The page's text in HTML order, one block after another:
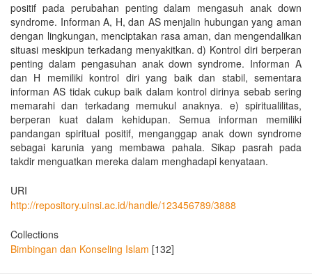
positif pada perubahan penting dalam mengasuh anak down
syndrome. Informan A, H, dan AS menjalin hubungan yang aman
dengan lingkungan, menciptakan rasa aman, dan mengendalikan
situasi meskipun terkadang menyakitkan. d) Kontrol diri berperan
penting dalam pengasuhan anak down syndrome. Informan A
dan H memiliki kontrol diri yang baik dan stabil, sementara
informan AS tidak cukup baik dalam kontrol dirinya sebab sering
memarahi dan terkadang memukul anaknya. e) spiritualilitas,
berperan kuat dalam kehidupan. Semua informan memiliki
pandangan spiritual positif, menganggap anak down syndrome
sebagai karunia yang membawa pahala. Sikap pasrah pada
takdir menguatkan mereka dalam menghadapi kenyataan.
URI
http://repository.uinsi.ac.id/handle/123456789/3888
Collections
Bimbingan dan Konseling Islam [132]